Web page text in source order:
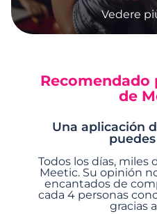
Vedere
Recomendado
de
Una aplicación
Todos los días, miles
Meetic. Su opinión
encantados de
cada 4 personas
gracias